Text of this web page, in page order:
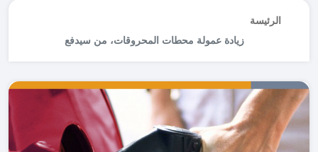
الرئيسة
زيادة عمولة محطات المحروقات، من سيدفع